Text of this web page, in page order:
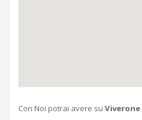
Con Noi potrai avere su Viverone